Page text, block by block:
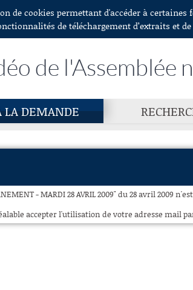
de cookies permettant d'accéder à
de téléchargement d’extraits et
de l'Assemblée
LA DEMANDE
- MARDI 28 AVRIL 2009" du 28 avril 2009
accepter l'utilisation de votre adresse mail